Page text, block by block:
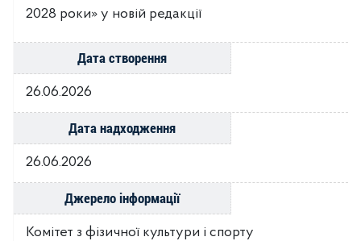
2028 роки» у новій редакції
Дата створення
26.06.2026
Дата надходження
26.06.2026
Джерело інформації
Комітет з фізичної культури і спорту